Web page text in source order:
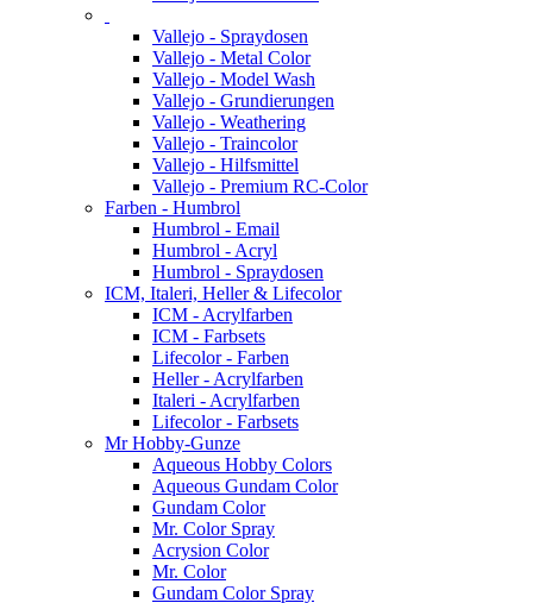
Vallejo - Spraydosen
Vallejo - Metal Color
Vallejo - Model Wash
Vallejo - Grundierungen
Vallejo - Weathering
Vallejo - Traincolor
Vallejo - Hilfsmittel
Vallejo - Premium RC-Color
Farben - Humbrol
Humbrol - Email
Humbrol - Acryl
Humbrol - Spraydosen
ICM, Italeri, Heller & Lifecolor
ICM - Acrylfarben
ICM - Farbsets
Lifecolor - Farben
Heller - Acrylfarben
Italeri - Acrylfarben
Lifecolor - Farbsets
Mr Hobby-Gunze
Aqueous Hobby Colors
Aqueous Gundam Color
Gundam Color
Mr. Color Spray
Acrysion Color
Mr. Color
Gundam Color Spray